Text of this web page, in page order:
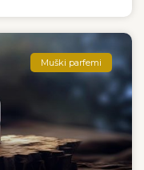
Muški parfemi